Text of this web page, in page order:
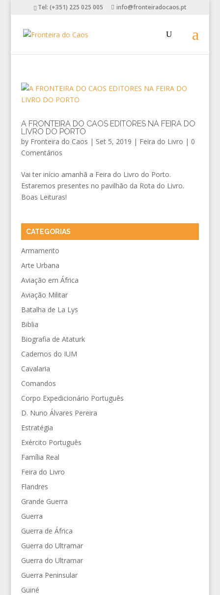
Tel: (+351) 225 025 005 info@fronteiradocaos.pt
A FRONTEIRA DO CAOS EDITORES NA FEIRA DO
LIVRO DO PORTO
by Fronteira do Caos | Set 5, 2019 | Feira do Livro | 0
Comentários
Vai ter início amanhã a Feira do Livro do Porto.
Estaremos presentes no pavilhão da Rota do Livro.
Boas Leituras!
CATEGORIAS
Armamento
Arte Urbana
Aviação em África
Aviação Militar
Batalha de La Lys
Biblia
Biografia de Ataturk
Cadernos do IUM
Cavalaria
Comandos
Corpo Expedicionário Português
D. Nuno Álvares Pereira
Estratégia
Exército Português
Família Real
Feira do Livro
Flandres
Grande Guerra
Guerra
Guerra de África
Guerra do Ultramar
Guerra do Ultramar
Guerra Peninsular
Guiné